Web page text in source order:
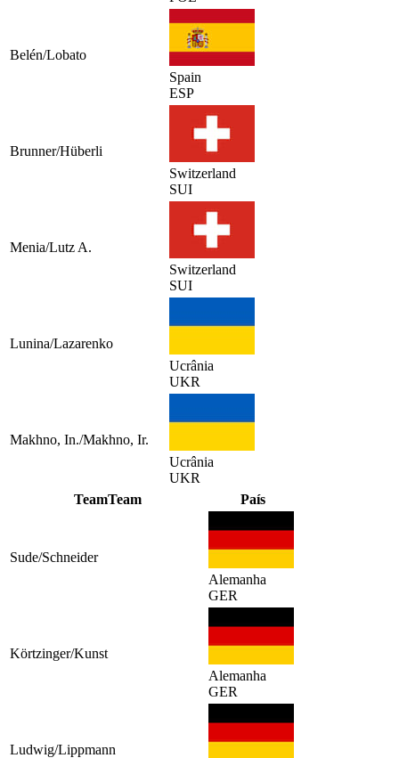
Belén/Lobato
Spain
ESP
Brunner/Hüberli
Switzerland
SUI
Menia/Lutz A.
Switzerland
SUI
Lunina/Lazarenko
Ucrânia
UKR
Makhno, In./Makhno, Ir.
Ucrânia
UKR
TeamTeam País
Sude/Schneider
Alemanha
GER
Körtzinger/Kunst
Alemanha
GER
Ludwig/Lippmann